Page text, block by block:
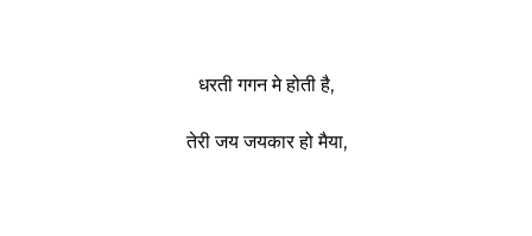
धरती गगन मे होती है,
तेरी जय जयकार हो मैया,